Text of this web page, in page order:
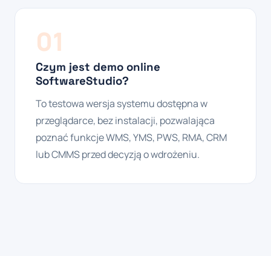
01
Czym jest demo online
SoftwareStudio?
To testowa wersja systemu dostępna w
przeglądarce, bez instalacji, pozwalająca
poznać funkcje WMS, YMS, PWS, RMA, CRM
lub CMMS przed decyzją o wdrożeniu.